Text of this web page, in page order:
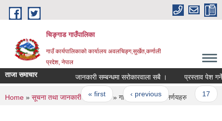
Skip to main content
चिङ्गाड गाउँपालिका
गाउँ कार्यपालिकाको कार्यालय अवलचिङ्ग,सुर्खेत,कर्णाली
प्रदेश, नेपाल
ताजा समाचार जानकारी सम्बन्धमा सरोकारवाला सबै । प्रस्ताव पेश गर्ने
Pages
« first ‹ previous …
You are here
Home » सूचना तथा जानकारी»निर्णयहरु» गाउँपालिका बोर्डका निर्णयहरु